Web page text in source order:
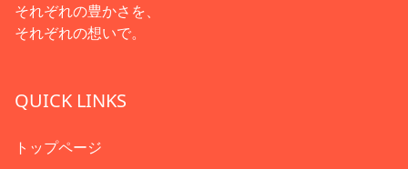
それぞれの豊かさを、
それぞれの想いで。
QUICK LINKS
トップページ